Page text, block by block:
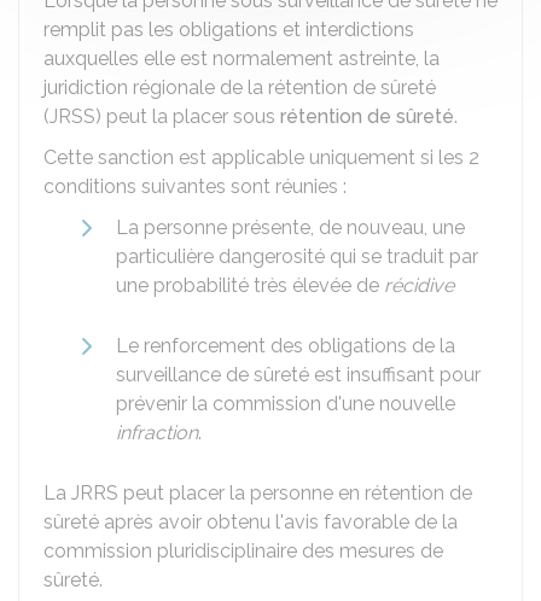
remplit pas les obligations et interdictions
auxquelles elle est normalement astreinte, la
juridiction régionale de la rétention de sûreté
(JRSS) peut la placer sous rétention de sûreté.
Cette sanction est applicable uniquement si les 2
conditions suivantes sont réunies :
La personne présente, de nouveau, une
particulière dangerosité qui se traduit par
une probabilité très élevée de récidive
Le renforcement des obligations de la
surveillance de sûreté est insuffisant pour
prévenir la commission d'une nouvelle
infraction.
La JRRS peut placer la personne en rétention de
sûreté après avoir obtenu l'avis favorable de la
commission pluridisciplinaire des mesures de
sûreté.